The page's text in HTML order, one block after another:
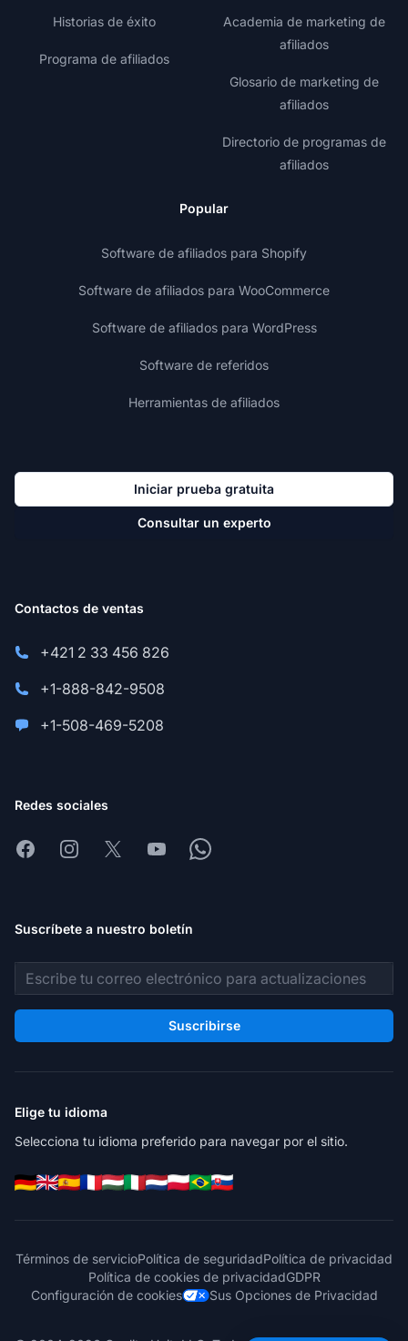
Historias de éxito
Programa de afiliados
Academia de marketing de
afiliados
Glosario de marketing de
afiliados
Directorio de programas de
afiliados
Popular
Software de afiliados para Shopify
Software de afiliados para WooCommerce
Software de afiliados para WordPress
Software de referidos
Herramientas de afiliados
Iniciar prueba gratuita
Consultar un experto
Contactos de ventas
+421 2 33 456 826
+1-888-842-9508
+1-508-469-5208
Redes sociales
FacebookInstagram
X YoutubeWhatsapp
Suscríbete a nuestro boletín
Dirección de correo electrónico
Suscribirse
Elige tu idioma
Selecciona tu idioma preferido para navegar por el sitio.
Términos de servicioPolítica de seguridadPolítica de privacidad
Política de cookies de privacidadGDPR
Configuración de cookies
Sus Opciones de Privacidad